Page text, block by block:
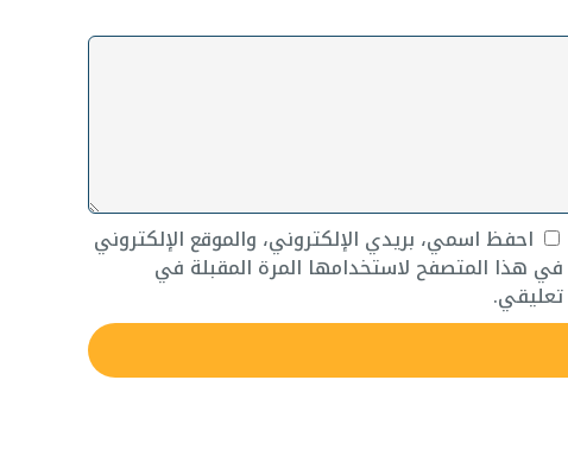
احفظ اسمي، بريدي الإلكتروني، والموقع الإلكتروني
في هذا المتصفح لاستخدامها المرة المقبلة في
تعليقي.